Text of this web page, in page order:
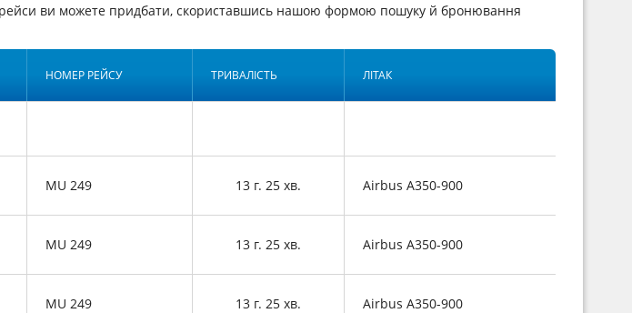
ви можете придбати, скориставшись нашою формою пошуку й бронювання
НОМЕР РЕЙСУ ТРИВАЛІСТЬ ЛІТАК
MU 249 13 г. 25 хв. Airbus A350-900
MU 249 13 г. 25 хв. Airbus A350-900
MU 249 13 г. 25 хв. Airbus A350-900